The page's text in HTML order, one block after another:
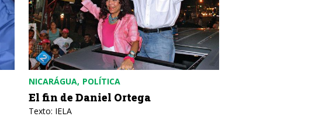
NICARÁGUA POLÍTICA
El fin de Daniel Ortega
Texto: IELA